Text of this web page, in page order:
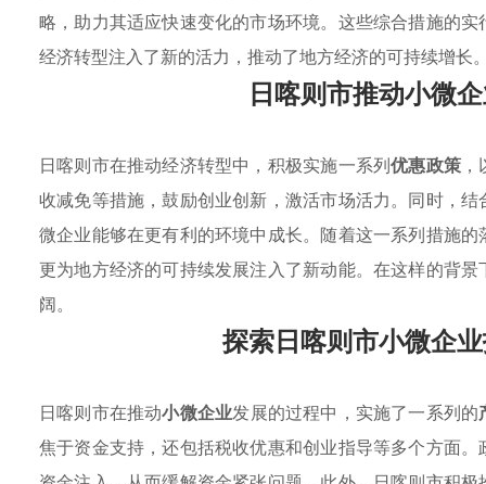
略，助力其适应快速变化的市场环境。这些综合措施的
经济转型注入了新的活力，推动了地方经济的可持续增长
日喀则市推动小微
日喀则市在推动经济转型中，积极实施一系列优惠政策
收减免等措施，鼓励创业创新，激活市场活力。同时，结
微企业能够在更有利的环境中成长。随着这一系列措施
更为地方经济的可持续发展注入了新动能。在这样的背
阔。
探索日喀则市小微企
日喀则市在推动小微企业发展的过程中，实施了一系列的
焦于资金支持，还包括税收优惠和创业指导等多个方面